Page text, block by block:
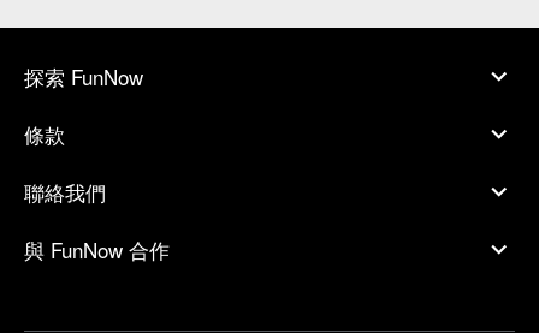
探索 FunNow
條款
聯絡我們
與 FunNow 合作